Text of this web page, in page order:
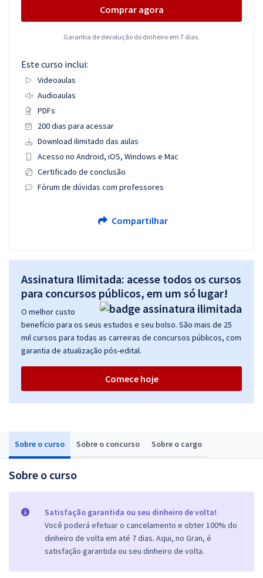
Sobre o curso Sobre o concurso Sobre o cargo
Sobre o curso
Satisfação garantida ou seu dinheiro de volta!
Você poderá efetuar o cancelamento e obter 100% do
dinheiro de volta em até 7 dias. Aqui, no Gran, é
satisfação garantida ou seu dinheiro de volta.
Comprar agora
Garantia de devolução do dinheiro em 7 dias.
Este curso inclui:
Videoaulas
Audioaulas
PDFs
200 dias para acessar
Download ilimitado das aulas
Acesso no Android, iOS, Windows e Mac
Certificado de conclusão
Fórum de dúvidas com professores
Compartilhar
Assinatura Ilimitada: acesse todos os cursos
para concursos públicos, em um só lugar!
O melhor custo
benefício para os seus estudos e seu bolso. São mais de 25
mil cursos para todas as carreiras de concursos públicos, com
garantia de atualização pós-edital.
Comece hoje